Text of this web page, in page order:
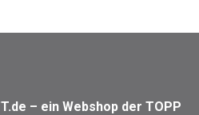
– ein Webshop der TOPP